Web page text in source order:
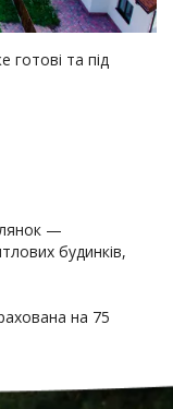
готові та під
—
будинків,
на 75